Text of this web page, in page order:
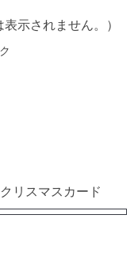
示されません。）